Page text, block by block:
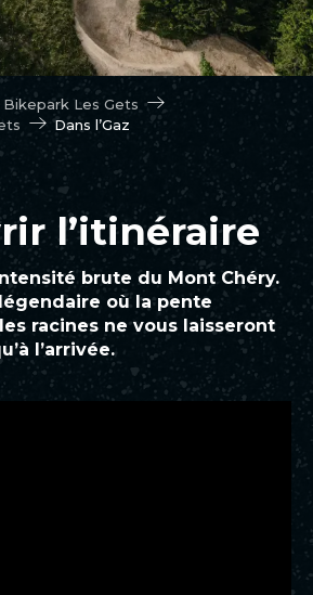
Bikepark Les Gets
Dans l’Gaz
l’itinéraire
brute du Mont Chéry.
où la pente
racines ne vous laisseront
l’arrivée.